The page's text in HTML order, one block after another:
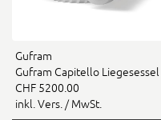
Gufram
Gufram Capitello Liegesessel
CHF 5200.00
inkl. Vers. / MwSt.